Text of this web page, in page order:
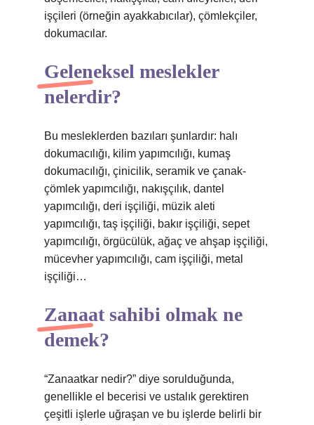
işçileri (örneğin ayakkabıcılar), çömlekçiler,
dokumacılar.
Geleneksel meslekler
nelerdir?
Bu mesleklerden bazıları şunlardır: halı
dokumacılığı, kilim yapımcılığı, kumaş
dokumacılığı, çinicilik, seramik ve çanak-
çömlek yapımcılığı, nakışçılık, dantel
yapımcılığı, deri işçiliği, müzik aleti
yapımcılığı, taş işçiliği, bakır işçiliği, sepet
yapımcılığı, örgücülük, ağaç ve ahşap işçiliği,
mücevher yapımcılığı, cam işçiliği, metal
işçiliği…
Zanaat sahibi olmak ne
demek?
“Zanaatkar nedir?” diye sorulduğunda,
genellikle el becerisi ve ustalık gerektiren
çeşitli işlerle uğraşan ve bu işlerde belirli bir